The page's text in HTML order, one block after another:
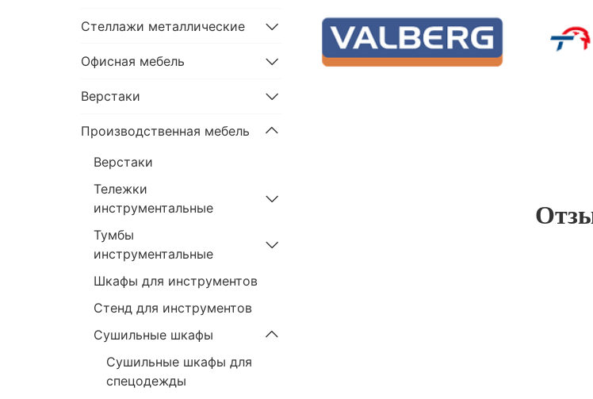
Стеллажи металлические
Офисная мебель
Верстаки
Производственная мебель
Верстаки
Тележки
инструментальные
Тумбы
инструментальные
Шкафы для инструментов
Стенд для инструментов
Cушильные шкафы
Сушильные шкафы для
спецодежды